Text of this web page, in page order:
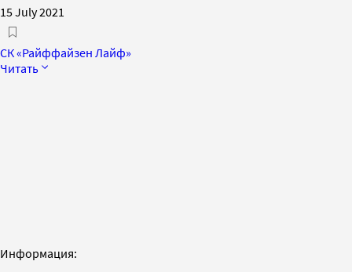
15 July 2021
СК «Райффайзен Лайф»
Читать
Информация: